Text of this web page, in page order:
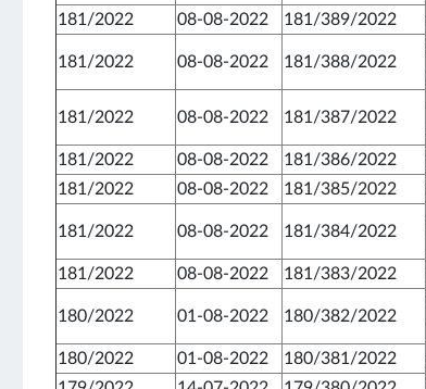
181/2022
08-08-2022 181/389/2022
181/2022 08-08-2022 181/388/2022
181/2022 08-08-2022 181/387/2022
181/2022 08-08-2022 181/386/2022
181/2022
08-08-2022 181/385/2022
181/2022 08-08-2022 181/384/2022
181/2022 08-08-2022 181/383/2022
180/2022 01-08-2022 180/382/2022
180/2022 01-08-2022 180/381/2022